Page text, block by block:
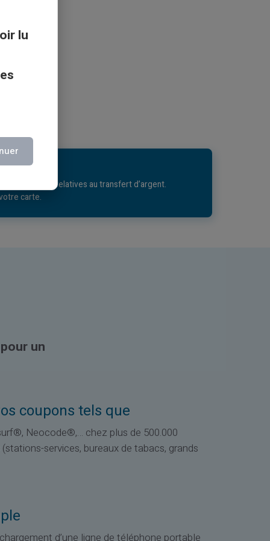
en vigueur, relatives au transfert d’argent.
carte.
un
coupons tels que
Neocode®,… chez plus de 500.000
services, bureaux de tabacs, grands
d’une ligne de téléphone portable
lu